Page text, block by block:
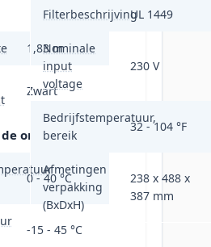
1,83 m
Zwart
omgeving
0 - 40 °C
-15 - 45 °C
FilterbeschrijvingUL 1449
Nominale
input
voltage
230 V
Bedrijfstemperatuur,
bereik
32 - 104 °F
Afmetingen
verpakking
(BxDxH)
238 x 488 x
387 mm